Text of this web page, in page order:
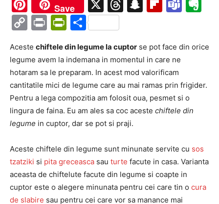
Pinterest
Save X Threads
Snapchat
CopyPrintPrintFriendly
Partajează
Aceste chiftele din legume la cuptor se pot face din orice
legume avem la indemana in momentul in care ne
hotaram sa le preparam. In acest mod valorificam
cantitatile mici de legume care au mai ramas prin frigider.
Pentru a lega compozitia am folosit oua, pesmet si o
lingura de faina. Eu am ales sa coc aceste chiftele din
legume in cuptor, dar se pot si praji.
Aceste chiftele din legume sunt minunate servite cu sos
tzatziki si pita greceasca sau turte facute in casa. Varianta
aceasta de chiftelute facute din legume si coapte in
cuptor este o alegere minunata pentru cei care tin o cura
de slabire sau pentru cei care vor sa manance mai